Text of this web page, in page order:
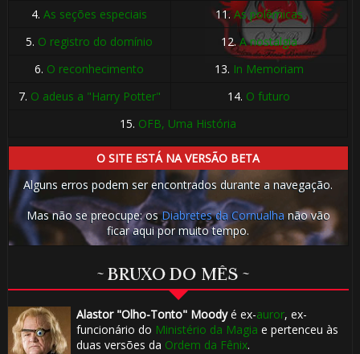
4.As seções especiais 11.As polêmicas
5. O registro do domínio 12.A nostalgia
6. O reconhecimento 13. In Memoriam
7. O adeus a "Harry Potter" 14. O futuro
15. OFB, Uma História
O SITE ESTÁ NA VERSÃO BETA
Alguns erros podem ser encontrados durante a navegação.
Mas não se preocupe: osDiabretes da Cornualha não vão
ficar aqui por muito tempo.
~ BRUXO DO MÊS ~
Alastor "Olho-Tonto" Moodyé ex-auror, ex-
funcionário do Ministério da Magia e pertenceu às
duas versões da Ordem da Fênix.